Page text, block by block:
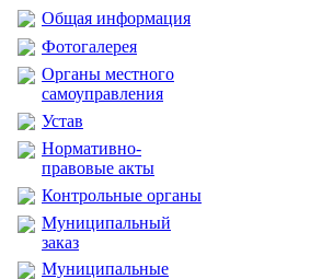
Общая информация
Фотогалерея
Органы местного
самоуправления
Устав
Нормативно-
правовые акты
Контрольные органы
Муниципальный
заказ
Муниципальные